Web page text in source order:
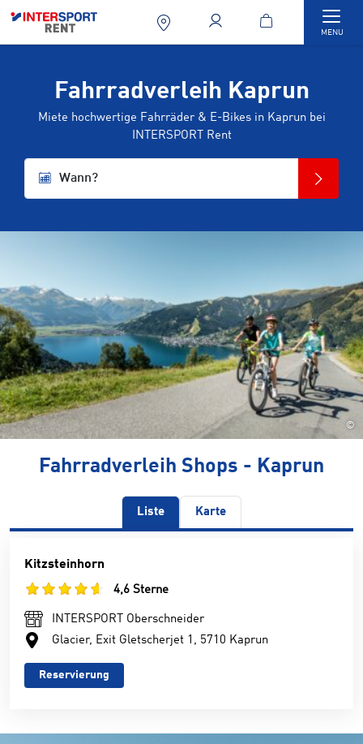
MENU
Fahrradverleih Kaprun
Miete hochwertige Fahrräder & E-Bikes in Kaprun bei
INTERSPORT Rent
Wann?
©
Fahrradverleih Shops - Kaprun
Liste Karte
Kitzsteinhorn
4,6 Sterne
INTERSPORT Oberschneider
Glacier, Exit Gletscherjet 1, 5710 Kaprun
Reservierung